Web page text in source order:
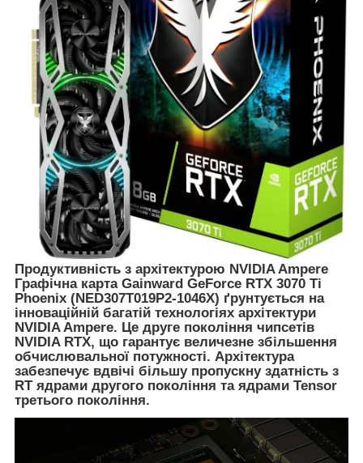
Продуктивність з архітектурою NVIDIA Ampere
Графічна карта Gainward GeForce RTX 3070 Ti
Phoenix (NED307T019P2-1046X) ґрунтується на
інноваційній багатій технологіях архітектури
NVIDIA Ampere. Це друге покоління чипсетів
NVIDIA RTX, що гарантує величезне збільшення
обчислювальної потужності. Архітектура
забезпечує вдвічі більшу пропускну здатність з
RT ядрами другого покоління та ядрами Tensor
третього покоління.